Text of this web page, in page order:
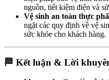
nguồn, tiết kiệm điện và
Vệ sinh an toàn thực
ngặt các quy định về vệ
sức khỏe cho khách hàng.
🏁 Kết luận & Lời